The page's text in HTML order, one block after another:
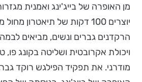
מן האופרה של בייג'ינג ואמנית
יוצרים 100 דקות של תיאטרון
הרקדנים גברים ונשים, מביאים
ויכולת אקרובטית ושליטה בקונג פו,
מודרני. את תפקיד הפילגש רוקד